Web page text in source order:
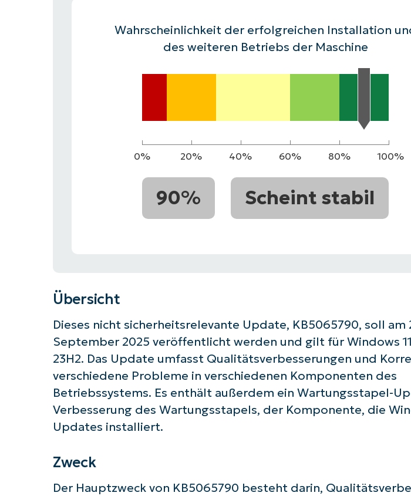
VERTRIEB KONTAKTIEREN PRODUKTVORSTELLUNG ANSEHEN
VERTRIEB KONTAKTIEREN PRODUKTVORSTELLUNG ANSEHEN
VERTRIEB KONTAKTIEREN PRODUKTVORSTELLUNG ANSEHEN
Wahrscheinlichkeit der erfolgreichen Installation
des weiteren Betriebs der Maschine
0% 20% 40% 60% 80% 100%
90% Scheint stabil
Übersicht
Dieses nicht sicherheitsrelevante Update, KB5065790, soll am
September 2025 veröffentlicht werden und gilt für Windows
23H2. Das Update umfasst Qualitätsverbesserungen und
verschiedene Probleme in verschiedenen Komponenten des
Betriebssystems. Es enthält außerdem ein Wartungsstapel-
Verbesserung des Wartungsstapels, der Komponente, die
Updates installiert.
Zweck
Der Hauptzweck von KB5065790 besteht darin,